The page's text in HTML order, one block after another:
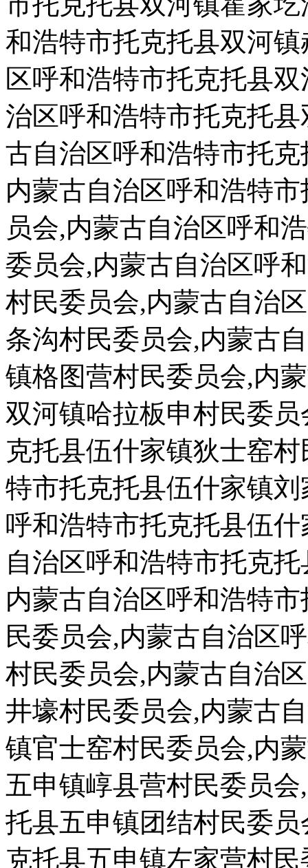
和浩特市托克托县双河
区呼和浩特市托克托县
治区呼和浩特市托克托
古自治区呼和浩特市托
内蒙古自治区呼和浩特
员会,内蒙古自治区呼和
委员会,内蒙古自治区呼
村民委员会,内蒙古自治
条沟村民委员会,内蒙古
镇格图营村民委员会,内
双河镇哈拉板申村民委
克托县伍什家镇狄士窑
特市托克托县伍什家镇
呼和浩特市托克托县伍
自治区呼和浩特市托克
内蒙古自治区呼和浩特
民委员会,内蒙古自治区
村民委员会,内蒙古自治
井壕村民委员会,内蒙古
镇官士窑村民委员会,内
五申镇崞县营村民委员
托县五申镇团结村民委
克托县五申镇左家营村